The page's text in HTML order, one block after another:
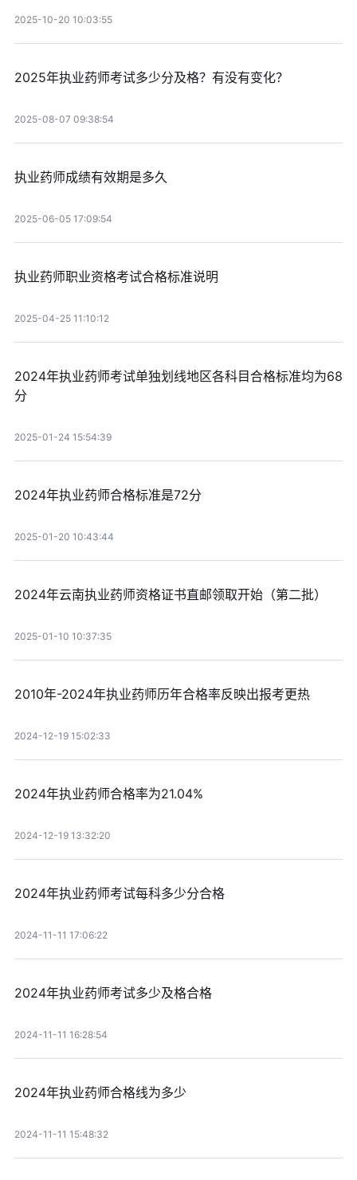
2025-10-20 10:03:55
2025年执业药师考试多少分及格？有没有变化？
2025-08-07 09:38:54
执业药师成绩有效期是多久
2025-06-05 17:09:54
执业药师职业资格考试合格标准说明
2025-04-25 11:10:12
2024年执业药师考试单独划线地区各科目合格标准均为68
分
2025-01-24 15:54:39
2024年执业药师合格标准是72分
2025-01-20 10:43:44
2024年云南执业药师资格证书直邮领取开始（第二批）
2025-01-10 10:37:35
2010年-2024年执业药师历年合格率反映出报考更热
2024-12-19 15:02:33
2024年执业药师合格率为21.04%
2024-12-19 13:32:20
2024年执业药师考试每科多少分合格
2024-11-11 17:06:22
2024年执业药师考试多少及格合格
2024-11-11 16:28:54
2024年执业药师合格线为多少
2024-11-11 15:48:32